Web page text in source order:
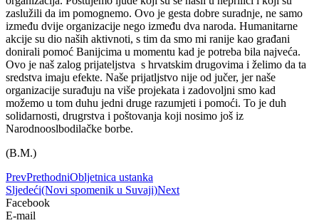
zaslužili da im pomognemo. Ovo je gesta dobre suradnje, ne samo
između dvije organizacije nego između dva naroda. Humanitarne
akcije su dio naših aktivnoti, s tim da smo mi ranije kao građani
donirali pomoć Banijcima u momentu kad je potreba bila najveća.
Ovo je naš zalog prijateljstva s hrvatskim drugovima i želimo da ta
sredstva imaju efekte. Naše prijatljstvo nije od jučer, jer naše
organizacije surađuju na više projekata i zadovoljni smo kad
možemo u tom duhu jedni druge razumjeti i pomoći. To je duh
solidarnosti, drugrstva i poštovanja koji nosimo još iz
Narodnooslbodilačke borbe.
(B.M.)
PrevPrethodniObljetnica ustanka
Sljedeći(Novi spomenik u Suvaji)Next
Facebook
E-mail